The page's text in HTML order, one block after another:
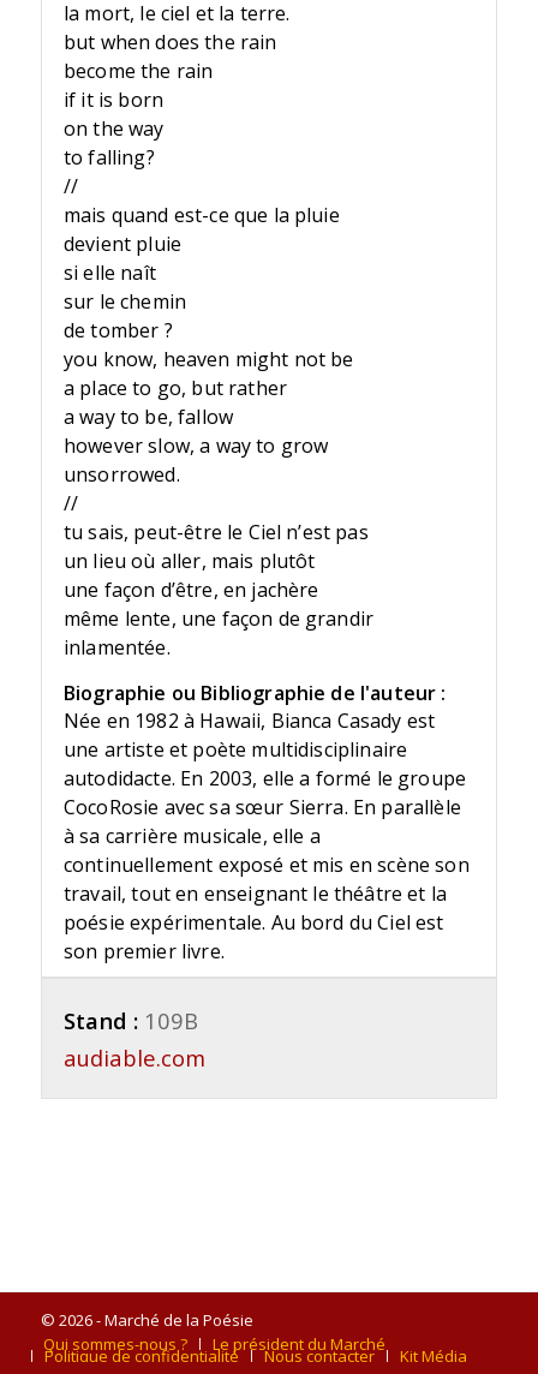
la mort, le ciel et la terre.
but when does the rain
become the rain
if it is born
on the way
to falling?
//
mais quand est-ce que la pluie
devient pluie
si elle naît
sur le chemin
de tomber ?
you know, heaven might not be
a place to go, but rather
a way to be, fallow
however slow, a way to grow
unsorrowed.
//
tu sais, peut-être le Ciel n’est pas
un lieu où aller, mais plutôt
une façon d’être, en jachère
même lente, une façon de grandir
inlamentée.
Biographie ou Bibliographie de l'auteur :
Née en 1982 à Hawaii, Bianca Casady est
une artiste et poète multidisciplinaire
autodidacte. En 2003, elle a formé le groupe
CocoRosie avec sa sœur Sierra. En parallèle
à sa carrière musicale, elle a
continuellement exposé et mis en scène son
travail, tout en enseignant le théâtre et la
poésie expérimentale. Au bord du Ciel est
son premier livre.
Stand : 109B
audiable.com
© 2026 - Marché de la Poésie
Qui sommes-nous ?
Le président du Marché
Politique de confidentialité Nous contacter Kit Média